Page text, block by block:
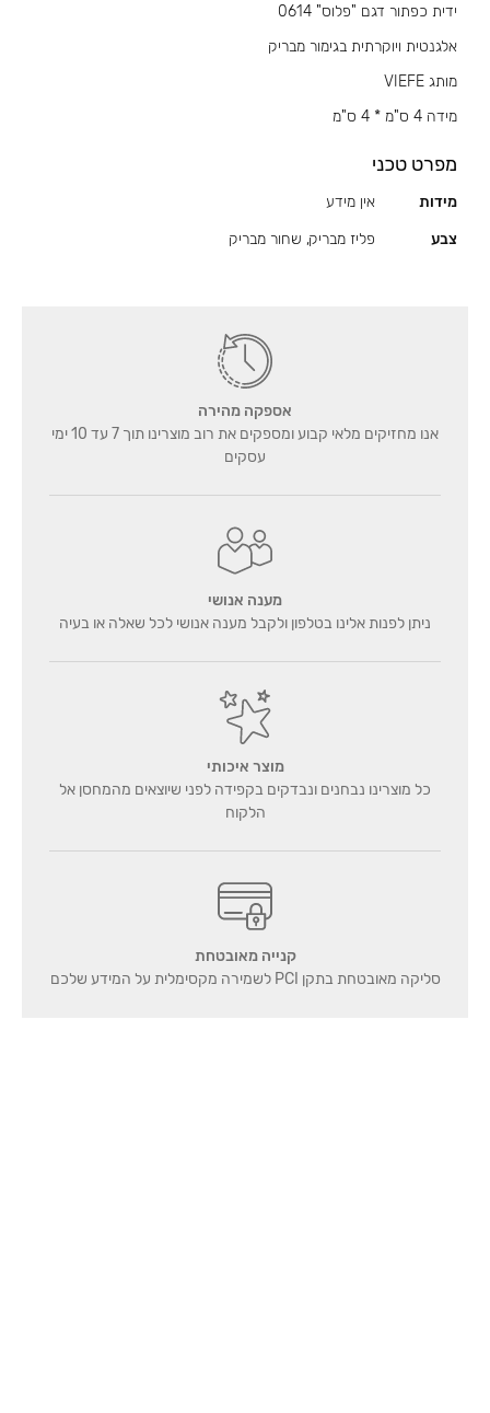
ידית כפתור דגם "פלוס" 0614
אלגנטית ויוקרתית בגימור מבריק
מותג VIEFE
מידה 4 ס"מ * 4 ס"מ
מפרט טכני
מידות
אין מידע
צבע
פליז מבריק, שחור מבריק
אספקה מהירה
אנו מחזיקים מלאי קבוע ומספקים את רוב מוצרינו תוך 7 עד 10 ימי
עסקים
מענה אנושי
ניתן לפנות אלינו בטלפון ולקבל מענה אנושי לכל שאלה או בעיה
מוצר איכותי
כל מוצרינו נבחנים ונבדקים בקפידה לפני שיוצאים מהמחסן אל
הלקוח
קנייה מאובטחת
סליקה מאובטחת בתקן PCI לשמירה מקסימלית על המידע שלכם